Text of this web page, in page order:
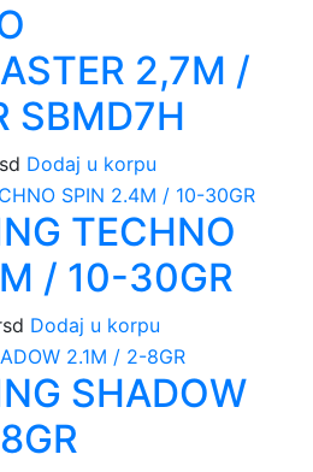
2,7M /
SBMD7H
Dodaj u korpu
TECHNO
/ 10-30GR
Dodaj u korpu
SHADOW